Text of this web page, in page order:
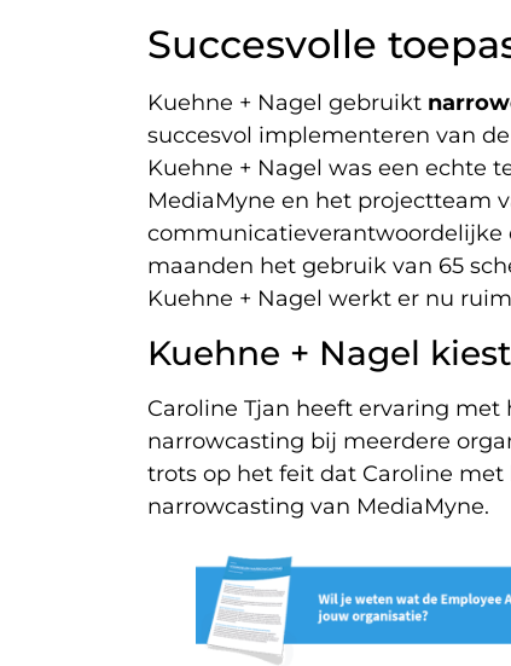
Succesvolle
Kuehne + Nagel gebruikt
succesvol implementeren van
Kuehne + Nagel was een echte
MediaMyne en het projectteam
maanden het gebruik van 65
Kuehne + Nagel werkt er nu
Kuehne + Nagel
Caroline Tjan heeft ervaring
narrowcasting bij meerdere
trots op het feit dat Caroline
narrowcasting van MediaMyne.